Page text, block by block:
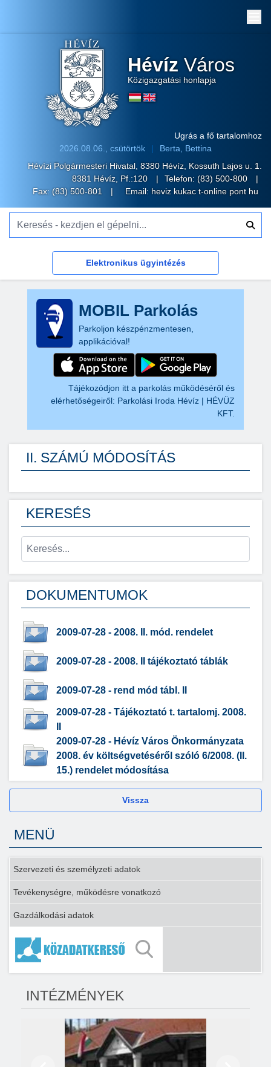
Hévíz Város
Közigazgatási honlapja
Ugrás a fő tartalomhoz
2026.08.06., csütörtök
Berta, Bettina
Hévízi Polgármesteri Hivatal, 8380 Hévíz, Kossuth Lajos u. 1.
8381 Hévíz, Pf.:120
Telefon: (83) 500-800
Fax: (83) 500-801
Email: heviz kukac t-online pont hu
Elektronikus ügyintézés
MOBIL Parkolás
Parkoljon készpénzmentesen,
applikációval!
Tájékozódjon itt a parkolás működéséről és
elérhetőségeiről: Parkolási Iroda Hévíz | HÉVÜZ
KFT.
II. SZÁMÚ MÓDOSÍTÁS
KERESÉS
DOKUMENTUMOK
2009-07-28 - 2008. II. mód. rendelet
2009-07-28 - 2008. II tájékoztató táblák
2009-07-28 - rend mód tábl. II
2009-07-28 - Tájékoztató t. tartalomj. 2008.
2009-07-28 - Hévíz Város Önkormányzata
2008. év költségvetéséről szóló 6/2008. (II.
15.) rendelet módosítása
Vissza
MENÜ
Szervezeti és személyzeti adatok
Tevékenységre, működésre vonatkozó
Gazdálkodási adatok
INTÉZMÉNYEK